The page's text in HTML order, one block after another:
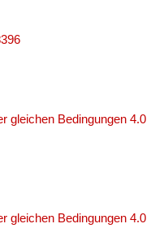
gleichen Bedingungen 4.0
gleichen Bedingungen 4.0